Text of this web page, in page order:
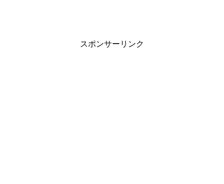
スポンサーリンク